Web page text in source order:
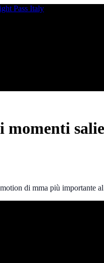
di mma più